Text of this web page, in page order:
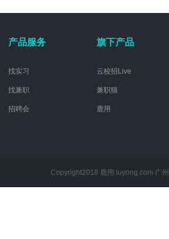
产品服务
找实习
找兼职
招聘会
旗下产品
云校招Live
兼职猫
鹿用
Copyright2018 鹿用 luyong.com 广